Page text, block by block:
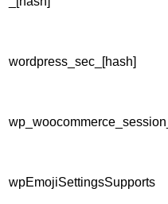
wordpress_sec_[hash]
wp_woocommerce_session_
wpEmojiSettingsSupports